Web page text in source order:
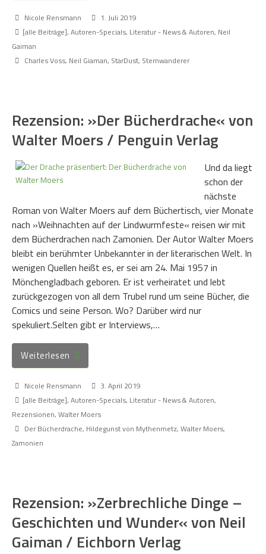
Nicole Rensmann
1. Juli 2019
[alle Beiträge], Autoren-Specials, Literatur - News & Autoren, Neil
Gaiman
Charles Voss, Neil Giaman, StarDust, Sternwanderer
Rezension: »Der Bücherdrache« von
Walter Moers / Penguin Verlag
Und da liegt
schon der
nächste
Roman von Walter Moers auf dem Büchertisch, vier Monate
nach »Weihnachten auf der Lindwurmfeste« reisen wir mit
dem Bücherdrachen nach Zamonien. Der Autor Walter Moers
bleibt ein berühmter Unbekannter in der literarischen Welt. In
wenigen Quellen heißt es, er sei am 24. Mai 1957 in
Mönchengladbach geboren. Er ist verheiratet und lebt
zurückgezogen von all dem Trubel rund um seine Bücher, die
Comics und seine Person. Wo? Darüber wird nur
spekuliert.Selten gibt er Interviews,…
Weiterlesen
Nicole Rensmann
3. April 2019
[alle Beiträge], Autoren-Specials, Literatur - News & Autoren,
Rezensionen, Walter Moers
Der Bücherdrache, Hildegunst von Mythenmetz, Walter Moers,
Zamonien
Rezension: »Zerbrechliche Dinge –
Geschichten und Wunder« von Neil
Gaiman / Eichborn Verlag